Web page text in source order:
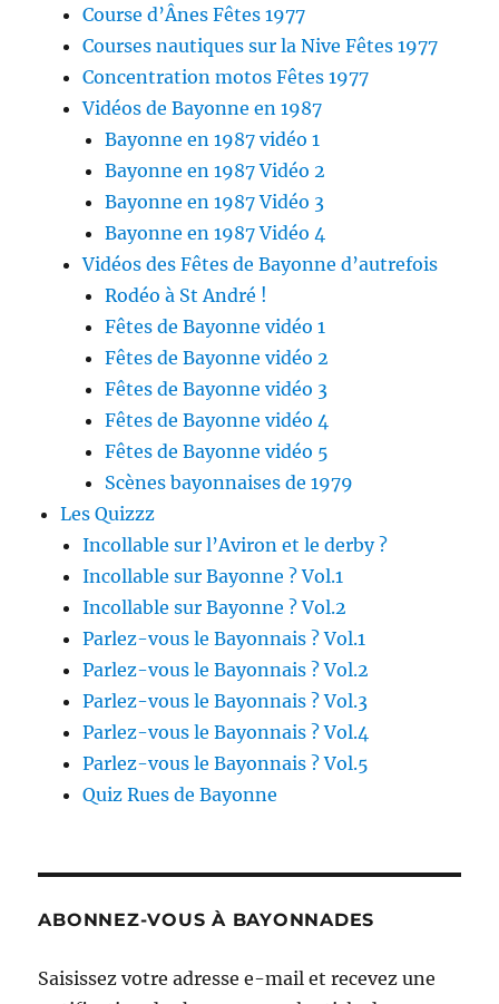
Course d’Ânes Fêtes 1977
Courses nautiques sur la Nive Fêtes 1977
Concentration motos Fêtes 1977
Vidéos de Bayonne en 1987
Bayonne en 1987 vidéo 1
Bayonne en 1987 Vidéo 2
Bayonne en 1987 Vidéo 3
Bayonne en 1987 Vidéo 4
Vidéos des Fêtes de Bayonne d’autrefois
Rodéo à St André !
Fêtes de Bayonne vidéo 1
Fêtes de Bayonne vidéo 2
Fêtes de Bayonne vidéo 3
Fêtes de Bayonne vidéo 4
Fêtes de Bayonne vidéo 5
Scènes bayonnaises de 1979
Les Quizzz
Incollable sur l’Aviron et le derby ?
Incollable sur Bayonne ? Vol.1
Incollable sur Bayonne ? Vol.2
Parlez-vous le Bayonnais ? Vol.1
Parlez-vous le Bayonnais ? Vol.2
Parlez-vous le Bayonnais ? Vol.3
Parlez-vous le Bayonnais ? Vol.4
Parlez-vous le Bayonnais ? Vol.5
Quiz Rues de Bayonne
ABONNEZ-VOUS À BAYONNADES
Saisissez votre adresse e-mail et recevez une